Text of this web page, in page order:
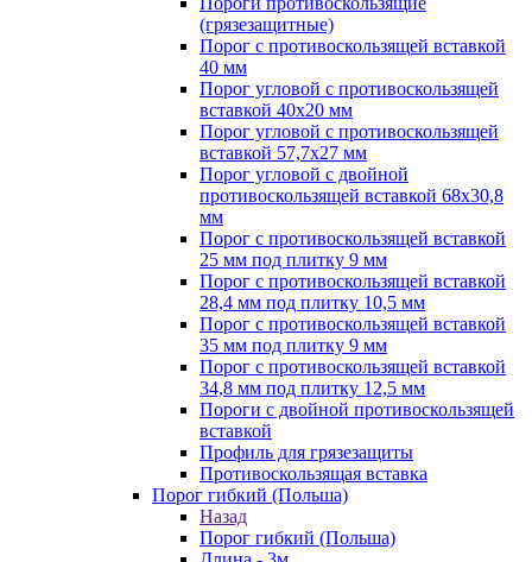
(грязезащитные)
Порог с противоскользящей вставкой
40 мм
Порог угловой с противоскользящей
вставкой 40х20 мм
Порог угловой с противоскользящей
вставкой 57,7х27 мм
Порог угловой с двойной
противоскользящей вставкой 68х30,8
мм
Порог с противоскользящей вставкой
25 мм под плитку 9 мм
Порог с противоскользящей вставкой
28,4 мм под плитку 10,5 мм
Порог с противоскользящей вставкой
35 мм под плитку 9 мм
Порог с противоскользящей вставкой
34,8 мм под плитку 12,5 мм
Пороги с двойной противоскользящей
вставкой
Профиль для грязезащиты
Противоскользящая вставка
Порог гибкий (Польша)
Назад
Порог гибкий (Польша)